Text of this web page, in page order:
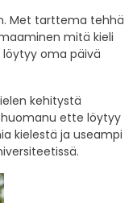
Met tarttema tehhä
mitä kieli
oma päivä
kehitystä
ette löytyy
kielestä ja useampi